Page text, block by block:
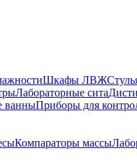
Шкафы ЛВЖ
Лабораторные сита
ванныПриборы для
Компараторы массы